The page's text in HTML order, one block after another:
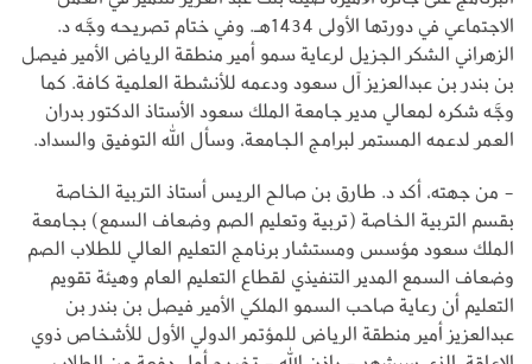
الاجتماعي في دورتها الأولى 1434هـ. وفي ختام تصريحه وجَّه د.
الزهراني الشكر الجزيل لرعاية سمو أمير منطقة الرياض الأمير فيصل
بن بندر بن عبدالعزيز آل سعود ودعمه للأنشطة العلمية كافة. كما
وجَّه شكره لمعالي مدير جامعة الملك سعود الأستاذ الدكتور بدران
العمر لدعمه المستمر لبرامج الجامعة، وسأل الله التوفيق والسداد.
- من جهته، أكد د. طارق بن صالح الريس أستاذ التربية الخاصة
بقسم التربية الخاصة (تربية وتعليم الصم وضعاف السمع) بجامعة
الملك سعود مؤسس ومستشار برنامج التعليم العالي للطلاب الصم
وضعاف السمع المدير التنفيذي لقطاع التعليم العام وهيئة تقويم
التعليم أن رعاية صاحب السمو الملكي الأمير فيصل بن بندر بن
عبدالعزيز أمير منطقة الرياض للمؤتمر الدولي الأول للأشخاص ذوي